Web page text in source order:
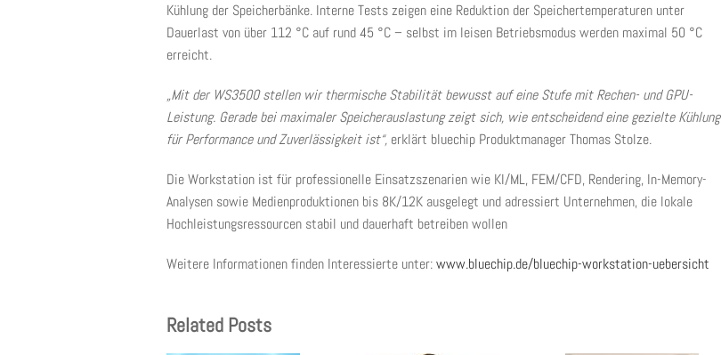
Kühlung der Speicherbänke. Interne Tests zeigen eine Reduktion der Speichertemperaturen unter
Dauerlast von über 112 °C auf rund 45 °C – selbst im leisen Betriebsmodus werden maximal 50 °C
erreicht.
„Mit der WS3500 stellen wir thermische Stabilität bewusst auf eine Stufe mit Rechen- und GPU-
Leistung. Gerade bei maximaler Speicherauslastung zeigt sich, wie entscheidend eine gezielte Kühlung
für Performance und Zuverlässigkeit ist“, erklärt bluechip Produktmanager Thomas Stolze.
Die Workstation ist für professionelle Einsatzszenarien wie KI/ML, FEM/CFD, Rendering, In-Memory-
Analysen sowie Medienproduktionen bis 8K/12K ausgelegt und adressiert Unternehmen, die lokale
Hochleistungsressourcen stabil und dauerhaft betreiben wollen
Weitere Informationen finden Interessierte unter:www.bluechip.de/bluechip-workstation-uebersicht
Related Posts